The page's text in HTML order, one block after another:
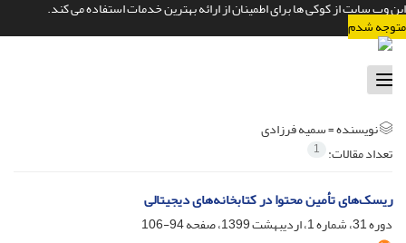
این وب سایت از کوکی ها برای اطمینان از ارائه بهترین خدمات استفاده می کند.
متوجه شدم
Toggle
navigation
نویسنده =سمیه فرزادی
تعداد مقالات: 1
ریسک‌های تأمین محتوا در کتابخانه‌های دیجیتالی
دوره 31، شماره 1، اردیبهشت 1399، صفحه
94-106